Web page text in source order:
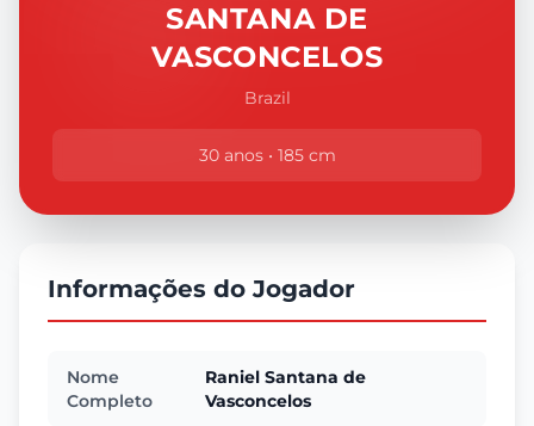
SANTANA DE
VASCONCELOS
Brazil
30 anos • 185 cm
Informações do Jogador
Nome
Completo
Raniel Santana de
Vasconcelos